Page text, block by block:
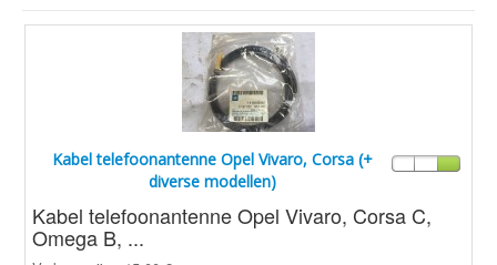
Kabel telefoonantenne Opel Vivaro, Corsa (+
diverse modellen)
Kabel telefoonantenne Opel Vivaro, Corsa C,
Omega B, ...